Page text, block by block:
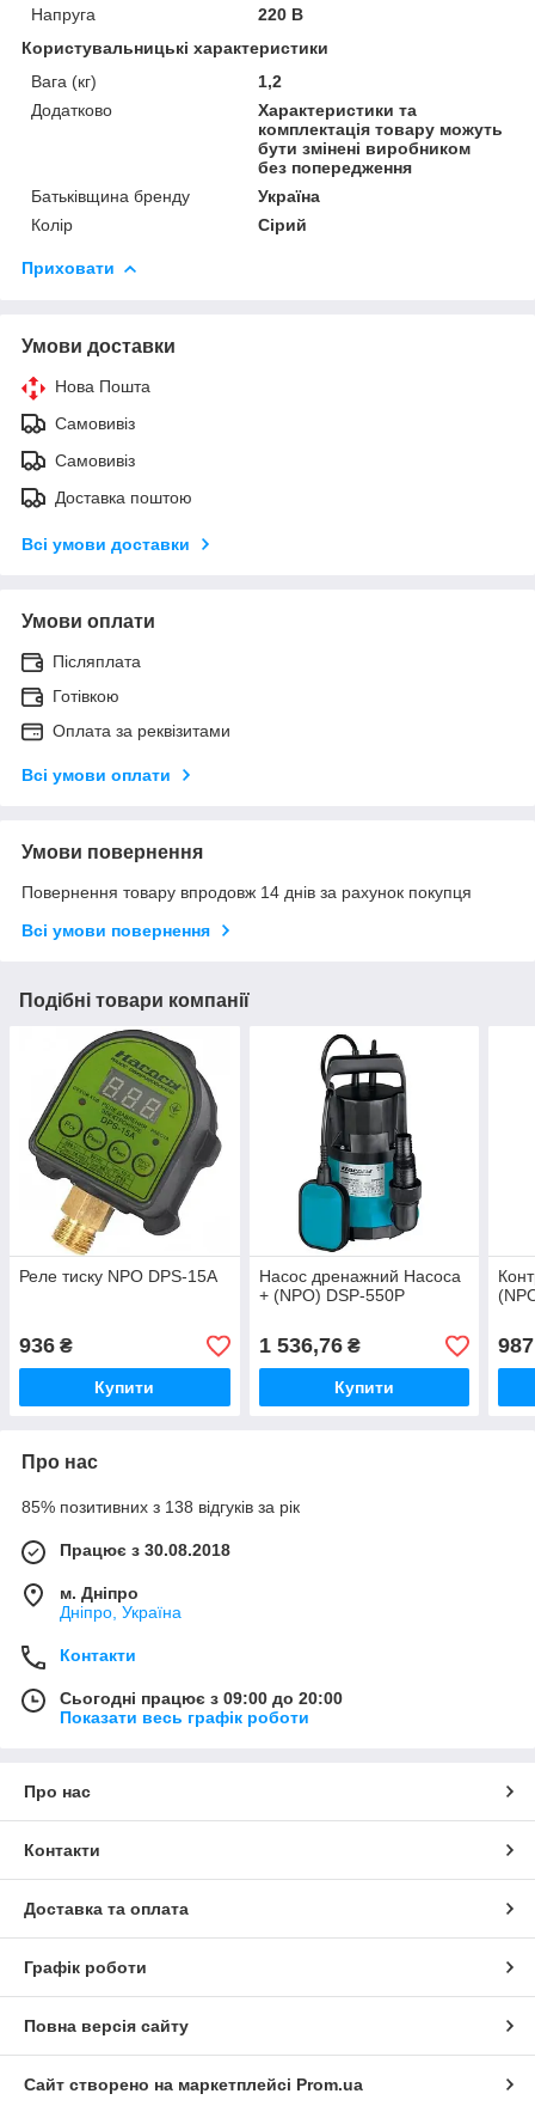
Напруга
220 В
Користувальницькі характеристики
Вага (кг)
1,2
Додатково
Характеристики та
комплектація товару можуть
бути змінені виробником
без попередження
Батьківщина бренду
Україна
Колір
Сірий
Приховати
Умови доставки
Нова Пошта
Самовивіз
Самовивіз
Доставка поштою
Всі умови доставки
Умови оплати
Післяплата
Готівкою
Оплата за реквізитами
Всі умови оплати
Умови повернення
Повернення товару впродовж 14 днів за рахунок покупця
Всі умови повернення
Подібні товари компанії
Реле тиску NPO DPS-15A
936 ₴
Купити
Насос дренажний Насоса
+ (NPO) DSP-550P
1 536,76₴
Купити
987
Про нас
85% позитивних з 138 відгуків за рік
Працює з 30.08.2018
м. Дніпро
Дніпро, Україна
Контакти
Сьогодні працює з 09:00 до 20:00
Показати весь графік роботи
Про нас
Контакти
Доставка та оплата
Графік роботи
Повна версія сайту
Сайт створено на маркетплейсі Prom.ua